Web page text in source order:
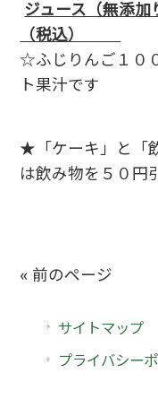
ジュース（無添
（税込）
☆ふじりんご１０
ト果汁です
★「ケーキ」と「
は飲み物を５０円
« 前のページ
サイトマップ
プライバシー